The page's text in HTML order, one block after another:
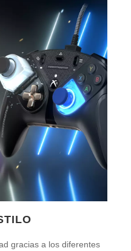
gracias a los diferentes